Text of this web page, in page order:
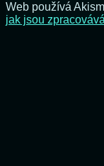
Web používá
jak jsou